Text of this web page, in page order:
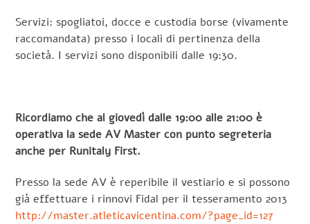
Servizi: spogliatoi, docce e custodia borse (vivamente
raccomandata) presso i locali di pertinenza della
società. I servizi sono disponibili dalle 19:30.
Ricordiamo che al giovedì dalle 19:00 alle 21:00 è
operativa la sede AV Master con punto segreteria
anche per Runitaly First.
Presso la sede AV è reperibile il vestiario e si possono
già effettuare i rinnovi Fidal per il tesseramento 2013
http://master.atleticavicentina.com/?page_id=127